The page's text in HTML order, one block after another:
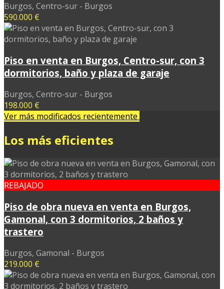
Burgos, Centro-sur - Burgos
590.000 €
Piso en venta en Burgos, Centro-sur, con 3
dormitorios, baño y plaza de garaje
Burgos, Centro-sur - Burgos
198.000 €
Ver más modificados recientemente
Los más eficientes
REBAJADO
Piso de obra nueva en venta en Burgos,
Gamonal, con 3 dormitorios, 2 baños y
trastero
Burgos, Gamonal - Burgos
219.000 €